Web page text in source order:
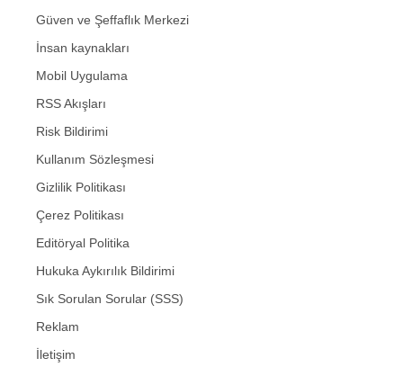
Güven ve Şeffaflık Merkezi
İnsan kaynakları
Mobil Uygulama
RSS Akışları
Risk Bildirimi
Kullanım Sözleşmesi
Gizlilik Politikası
Çerez Politikası
Editöryal Politika
Hukuka Aykırılık Bildirimi
Sık Sorulan Sorular (SSS)
Reklam
İletişim